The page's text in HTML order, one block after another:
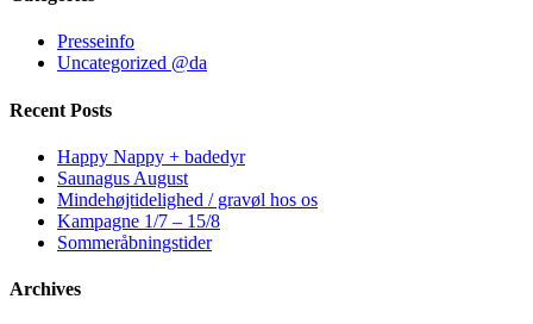
Presseinfo
Uncategorized @da
Recent Posts
Happy Nappy + badedyr
Saunagus August
Mindehøjtidelighed / gravøl hos os
Kampagne 1/7 – 15/8
Sommeråbningstider
Archives